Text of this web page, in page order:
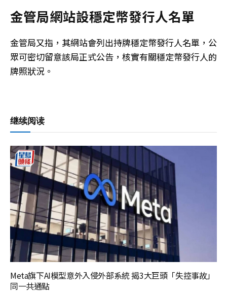
金管局網站設穩定幣發行人名單
金管局又指，其網站會列出持牌穩定幣發行人名單，公
眾可密切留意該局正式公告，核實有關穩定幣發行人的
牌照狀況。
继续阅读
Meta旗下AI模型意外入侵外部系統 揭3大巨頭「失控事故」
同一共通點